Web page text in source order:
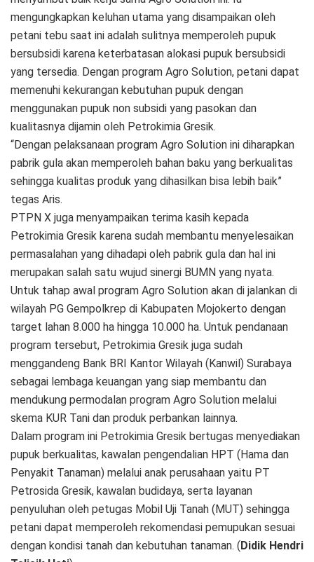
mengungkapkan keluhan utama yang disampaikan oleh
petani tebu saat ini adalah sulitnya memperoleh pupuk
bersubsidi karena keterbatasan alokasi pupuk bersubsidi
yang tersedia. Dengan program Agro Solution, petani dapat
memenuhi kekurangan kebutuhan pupuk dengan
menggunakan pupuk non subsidi yang pasokan dan
kualitasnya dijamin oleh Petrokimia Gresik.
“Dengan pelaksanaan program Agro Solution ini diharapkan
pabrik gula akan memperoleh bahan baku yang berkualitas
sehingga kualitas produk yang dihasilkan bisa lebih baik”
tegas Aris.
PTPN X juga menyampaikan terima kasih kepada
Petrokimia Gresik karena sudah membantu menyelesaikan
permasalahan yang dihadapi oleh pabrik gula dan hal ini
merupakan salah satu wujud sinergi BUMN yang nyata.
Untuk tahap awal program Agro Solution akan di jalankan di
wilayah PG Gempolkrep di Kabupaten Mojokerto dengan
target lahan 8.000 ha hingga 10.000 ha. Untuk pendanaan
program tersebut, Petrokimia Gresik juga sudah
menggandeng Bank BRI Kantor Wilayah (Kanwil) Surabaya
sebagai lembaga keuangan yang siap membantu dan
mendukung permodalan program Agro Solution melalui
skema KUR Tani dan produk perbankan lainnya.
Dalam program ini Petrokimia Gresik bertugas menyediakan
pupuk berkualitas, kawalan pengendalian HPT (Hama dan
Penyakit Tanaman) melalui anak perusahaan yaitu PT
Petrosida Gresik, kawalan budidaya, serta layanan
penyuluhan oleh petugas Mobil Uji Tanah (MUT) sehingga
petani dapat memperoleh rekomendasi pemupukan sesuai
dengan kondisi tanah dan kebutuhan tanaman. ( Didik Hendri